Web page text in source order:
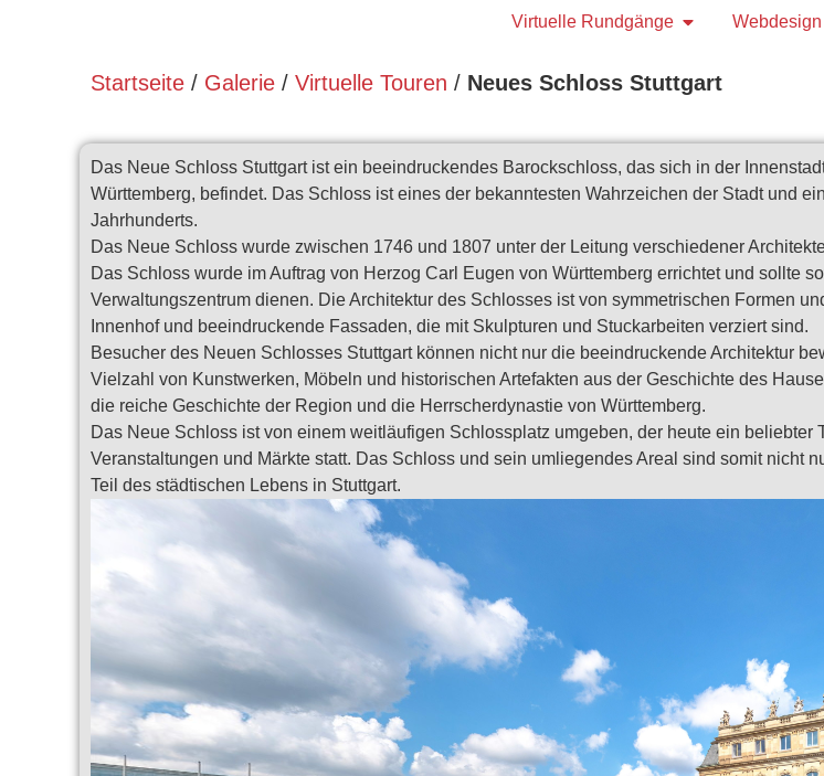
Virtuelle Rundgänge Webdesign
Startseite / Galerie / Virtuelle Touren / Neues Schloss Stuttgart
Das Neue Schloss Stuttgart ist ein beeindruckendes Barockschloss, das sich in der
Württemberg, befindet. Das Schloss ist eines der bekanntesten Wahrzeichen der Stadt und
Jahrhunderts.
Das Neue Schloss wurde zwischen 1746 und 1807 unter der Leitung verschiedener
Das Schloss wurde im Auftrag von Herzog Carl Eugen von Württemberg errichtet und sollte
Verwaltungszentrum dienen. Die Architektur des Schlosses ist von symmetrischen Formen
Innenhof und beeindruckende Fassaden, die mit Skulpturen und Stuckarbeiten verziert sind.
Besucher des Neuen Schlosses Stuttgart können nicht nur die beeindruckende Architektur
Vielzahl von Kunstwerken, Möbeln und historischen Artefakten aus der Geschichte des
die reiche Geschichte der Region und die Herrscherdynastie von Württemberg.
Das Neue Schloss ist von einem weitläufigen Schlossplatz umgeben, der heute ein
Veranstaltungen und Märkte statt. Das Schloss und sein umliegendes Areal sind somit nicht
Teil des städtischen Lebens in Stuttgart.